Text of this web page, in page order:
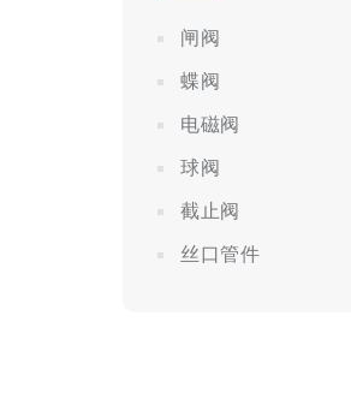
闸阀
蝶阀
电磁阀
球阀
截止阀
丝口管件